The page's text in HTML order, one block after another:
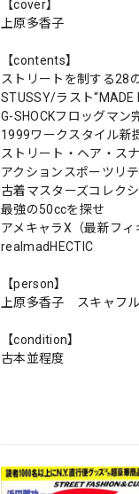
【cover】
上原多香子
【contents】
ストリートを制する28
STUSSY/ラスト
G-SHOCKフロッグマン
1999ワークスタイル新
ストリート・ヘア・ス
アクションスポーツリ
古着マスターズコレク
最強の50ccを探せ
アメキャラX（最新フィ
realmadHECTIC
【person】
上原多香子 スキャフ
【condition】
古本並程度